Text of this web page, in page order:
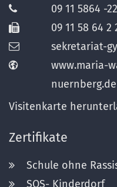
09 11 5864 -
09 11 58 64 2
sekretariat-
www.maria-
nuernberg.de
Visitenkarte
Zertifikate
Schule ohne
SOS- Kinderdorf